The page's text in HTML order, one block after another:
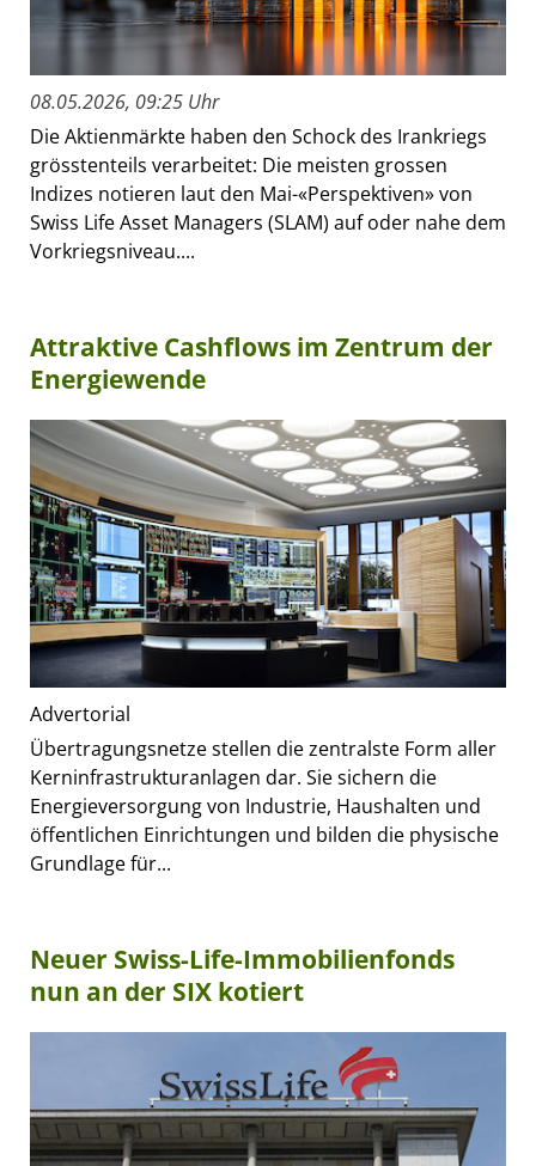
08.05.2026, 09:25 Uhr
Die Aktienmärkte haben den Schock des Irankriegs
grösstenteils verarbeitet: Die meisten grossen
Indizes notieren laut den Mai-«Perspektiven» von
Swiss Life Asset Managers (SLAM) auf oder nahe dem
Vorkriegsniveau....
Attraktive Cashflows im Zentrum der
Energiewende
Advertorial
Übertragungsnetze stellen die zentralste Form aller
Kerninfrastrukturanlagen dar. Sie sichern die
Energieversorgung von Industrie, Haushalten und
öffentlichen Einrichtungen und bilden die physische
Grundlage für...
Neuer Swiss-Life-Immobilienfonds
nun an der SIX kotiert